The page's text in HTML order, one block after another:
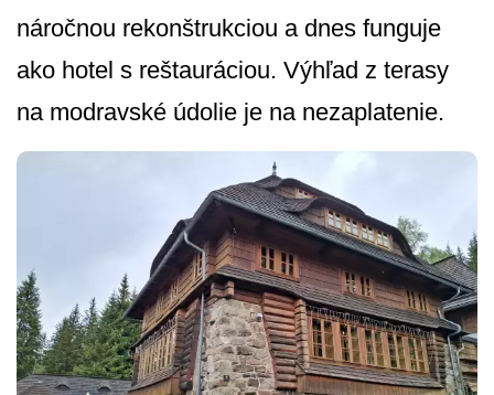
náročnou rekonštrukciou a dnes funguje
ako hotel s reštauráciou. Výhľad z terasy
na modravské údolie je na nezaplatenie.